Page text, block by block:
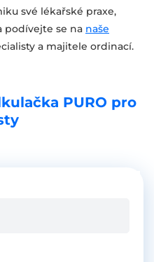
své lékařské praxe,
podívejte se na naše
a majitele ordinací.
PURO pro